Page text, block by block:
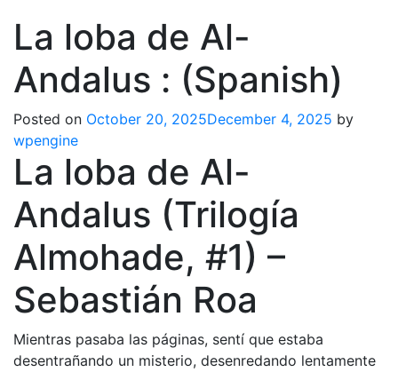
La loba de Al-
Andalus : (Spanish)
Posted on October 20, 2025December 4, 2025 by
wpengine
La loba de Al-
Andalus (Trilogía
Almohade, #1) –
Sebastián Roa
Mientras pasaba las páginas, sentí que estaba
desentrañando un misterio, desenredando lentamente